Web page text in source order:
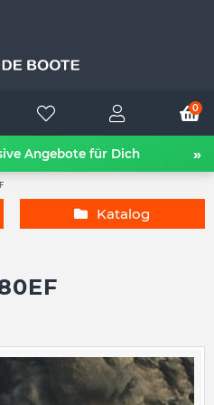
0
Katalog
Angebote für Dich »